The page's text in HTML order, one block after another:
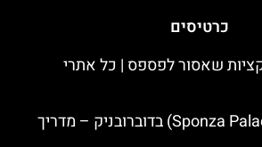
כרטיסים
שאסור לפספס | כל אתרי
ארמון ספונזה (Sponza Palace) בדוברובניק – מדריך